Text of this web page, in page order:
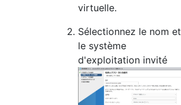
virtuelle.
Sélectionnez le nom et
le système
d'exploitation invité